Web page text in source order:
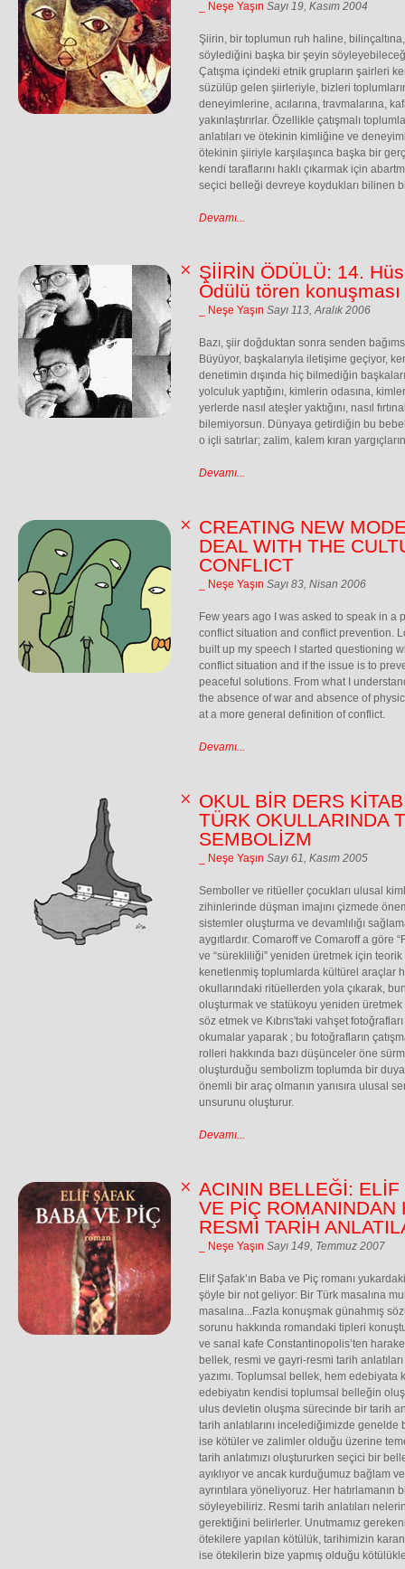
_ Neşe Yaşın Sayı 19, Kasım 2004
Şiirin, bir toplumun ruh haline, bilinçaltına,
söylediğini başka bir şeyin
Çatışma içindeki etnik grupların şairleri
süzülüp gelen şiirleriyle, bizleri
deneyimlerine, acılarına, travmalarına,
yakınlaştırırlar. Özellikle çatışmalı
anlatıları ve ötekinin kimliğine ve
ötekinin şiiriyle karşılaşınca başka bir
kendi taraflarını haklı çıkarmak için
seçici belleği devreye koydukları bilinen
Devamı...
ŞİİRİN ÖDÜLÜ: 14.
Ödülü tören konuşması
_ Neşe Yaşın Sayı 113, Aralık 2006
Bazı, şiir doğduktan sonra senden
Büyüyor, başkalarıyla iletişime geçiyor,
denetimin dışında hiç bilmediğin
yolculuk yaptığını, kimlerin odasına,
yerlerde nasıl ateşler yaktığını, nasıl
bilemiyorsun. Dünyaya getirdiğin bu
o içli satırlar; zalim, kalem kıran
Devamı...
CREATING NEW
DEAL WITH THE
CONFLICT
_ Neşe Yaşın Sayı 83, Nisan 2006
Few years ago I was asked to speak in a
conflict situation and conflict prevention.
built up my speech I started questioning
conflict situation and if the issue is to
peaceful solutions. From what I
the absence of war and absence of
at a more general definition of conflict.
Devamı...
OKUL BİR DERS
TÜRK OKULLARINDA
SEMBOLİZM
_ Neşe Yaşın Sayı 61, Kasım 2005
Semboller ve ritüeller çocukları ulusal
zihinlerinde düşman imajını çizmede
sistemler oluşturma ve devamlılığı
aygıtlardır. Comaroff ve Comaroff a göre
ve “sürekliliği” yeniden üretmek için teorik
kenetlenmiş toplumlarda kültürel araçlar
okullarındaki ritüellerden yola çıkarak,
oluşturmak ve statükoyu yeniden üretmek
söz etmek ve Kıbrıs'taki vahşet
okumalar yaparak ; bu fotoğrafların
rolleri hakkında bazı düşünceler öne
oluşturduğu sembolizm toplumda bir
önemli bir araç olmanın yanısıra ulusal
unsurunu oluşturur.
Devamı...
ACININ BELLEĞİ: ELİF
VE PİÇ ROMANINDAN
RESMİ TARİH
_ Neşe Yaşın Sayı 149, Temmuz 2007
Elif Şafak’ın Baba ve Piç romanı
şöyle bir not geliyor: Bir Türk masalına
masalına...Fazla konuşmak günahmış
sorunu hakkında romandaki tipleri
ve sanal kafe Constantinopolis’ten
bellek, resmi ve gayri-resmi tarih
yazımı. Toplumsal bellek, hem
edebiyatın kendisi toplumsal belleğin
ulus devletin oluşma sürecinde bir tarih
tarih anlatılarını incelediğimizde
ise kötüler ve zalimler olduğu üzerine
tarih anlatımızı oluştururken seçici bir
ayıklıyor ve ancak kurduğumuz bağlam
ayrıntılara yöneliyoruz. Her hatırlamanın
söyleyebiliriz. Resmi tarih anlatıları
gerektiğini belirlerler. Unutmamız
ötekilere yapılan kötülük, tarihimizin
ise ötekilerin bize yapmış olduğu